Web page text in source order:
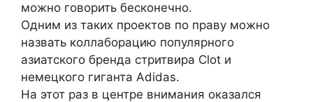
можно говорить бесконечно.
Одним из таких проектов по праву можно
назвать коллаборацию популярного
азиатского бренда стритвира Clot и
немецкого гиганта Adidas.
На этот раз в центре внимания оказался